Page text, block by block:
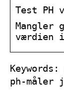
Test PH
Mangler
værdien
ph-måler